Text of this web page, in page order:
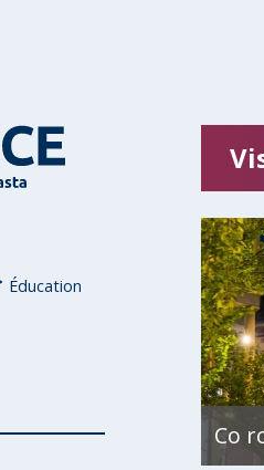
Co
Éducation